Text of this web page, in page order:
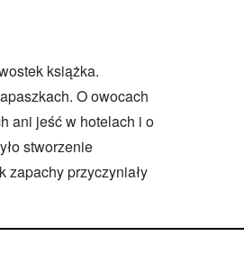
książka.
O owocach
ani jeść w hotelach i o
stworzenie
zapachy przyczyniały